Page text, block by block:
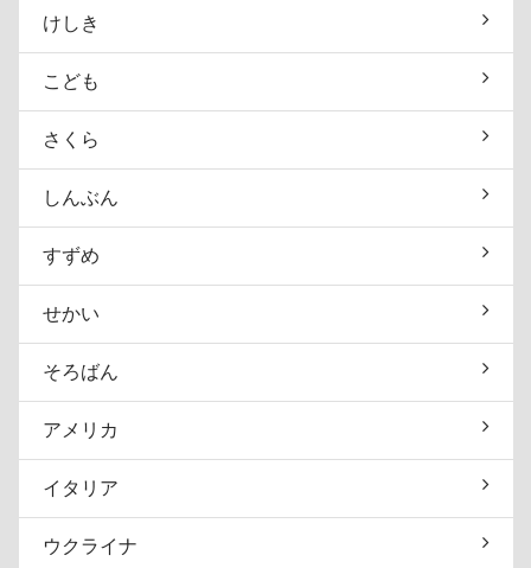
けしき
こども
さくら
しんぶん
すずめ
せかい
そろばん
アメリカ
イタリア
ウクライナ